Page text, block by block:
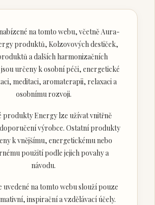
na tomto webu, včetně Aura-
produktů, Kolzovových destiček,
a dalších harmonizačních
určeny k osobní péči, energetické
meditaci, aromaterapii, relaxaci a
osobnímu rozvoji.
produkty Energy lze užívat vnitřně
výrobce. Ostatní produkty
k vnějšímu, energetickému nebo
použití podle jejich povahy a
návodu.
uvedené na tomto webu slouží pouze
inspirační a vzdělávací účely.